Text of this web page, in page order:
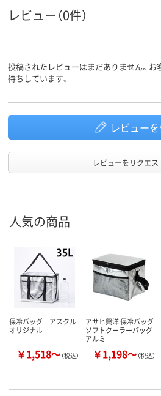
レビュー（0件）
投稿されたレビューはまだありません。
待ちしています。
レビューを
レビューをリクエス
人気の商品
保冷バッグ アスクル
オリジナル
￥1,518～（税込）
アサヒ興洋 保冷バッグ
ソフトクーラーバッグ
アルミ
￥1,198～（税込）